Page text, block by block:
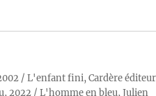
/ L'enfant fini, Cardère
2022 / L'homme en bleu, Julien